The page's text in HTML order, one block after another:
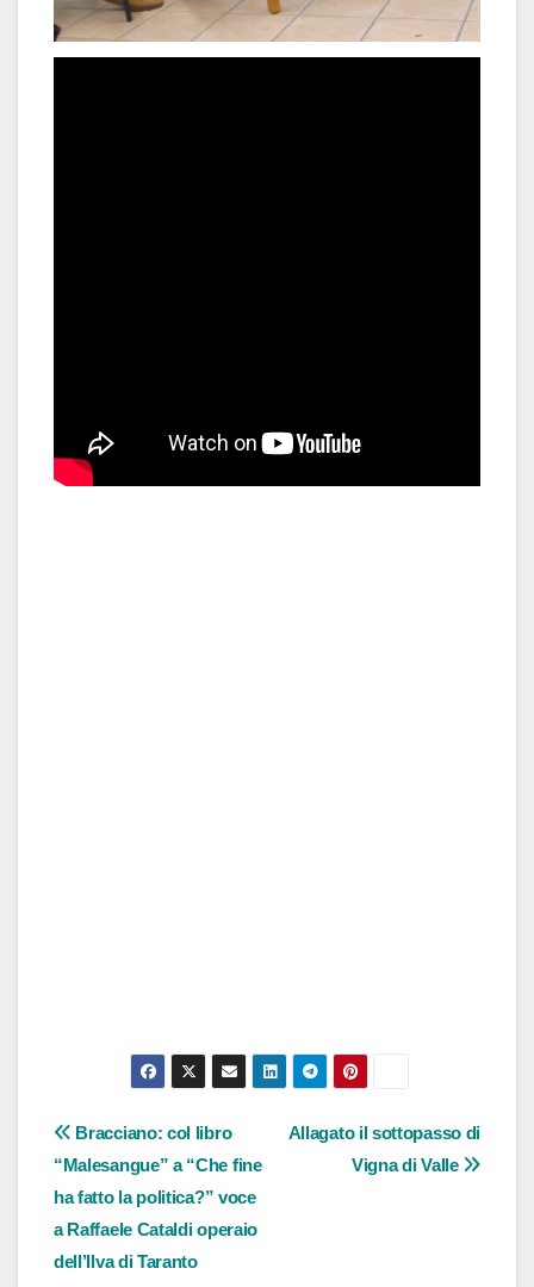
Navigazione
articoli
Allagato il sottopasso di
Vigna di Valle
Bracciano: col libro
“Malesangue” a “Che fine
ha fatto la politica?” voce
a Raffaele Cataldi operaio
dell’Ilva di Taranto